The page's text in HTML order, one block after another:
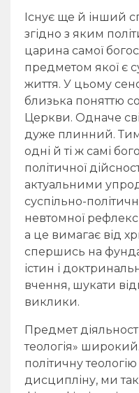
Існує ще й інший
згідно з яким
царина самої
предметом якої є
життя. У цьому
близька поняттю
Церкви. Одначе
дуже плинний.
одні й ті ж самі
політичної
актуальними
суспільно-
невтомної
а це вимагає від
спершись на
істин і
вчення, шукати
виклики.
Предмет
теологія»
політичну
дисципліну, ми